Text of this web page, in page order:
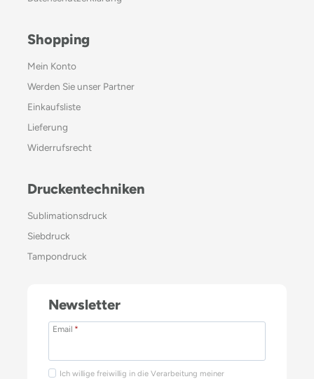
Shopping
Mein Konto
Werden Sie unser Partner
Einkaufsliste
Lieferung
Widerrufsrecht
Druckentechniken
Sublimationsdruck
Siebdruck
Tampondruck
Newsletter
Email *
Ich willige freiwillig in die Verarbeitung meiner